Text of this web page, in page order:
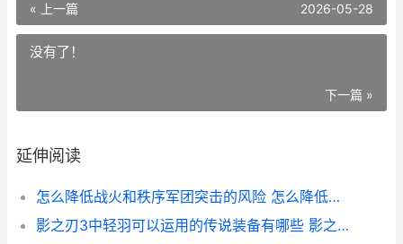
« 上一篇 2026-05-28
没有了！
下一篇 »
延伸阅读
怎么降低战火和秩序军团突击的风险 怎么降低战火和水的温度
影之刃3中轻羽可以运用的传说装备有哪些 影之刃3轻羽觉醒技能